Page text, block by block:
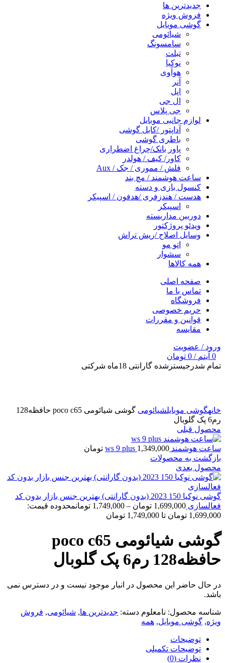
جدیدترین ها
فروش ویژه
گوشی موبایل
شیائومی
سامسونگ
تبلت
نوکیا
هوآوی
آنر
اپل
ال جی
جی پلاس
لوازم جانبی موبایل
آداپتور /کابل گوشی
باطری گوشی
پاور بانک/چراغ اضطراری
کاور/ کیف / هولدر
فلش / مموری / جک / Aux
ساعت هوشمند / مچ بند
کنسول بازی و دسته
هدست / هندزفری /هدفون / اسپیکر
اسپیکر
دوربین مداربسته
ویدئو پروژکتور
وسایل اصلاح /ریش تراش
اتو مو
سشوار
همه کالاها
صفحه اصلی
تماس با ما
فروشگاه
حریم خصوصی
قوانین و مقررات
مقایسه
ورود / عضویت
0 آیتم /
0 تومان
تمام شدرجیسترشده گارانتی 18ماه شرکتی
خانهگوشی موبایلشیائومی
گوشی شیائومی poco c65 حافظه128
رم6 پک گلوبال
محصول قبلی
ساعت هوشمند ws 9 plus 1,349,000
تومان
بازگشت به محصولات
محصول بعدی
گوشی نوکیا 150 2023 (بدون گارانتی) بهترین جنس بازار بدون کد
فعالسازی 1,699,000 تومان –
1,749,000 تومانمحدوده قیمت:
1,699,000 تومان تا 1,749,000 تومان
گوشی شیائومی poco c65
حافظه128 رم6 پک گلوبال
در حال حاضر این محصول در انبار موجود نیست و در دسترس نمی
باشد.
شناسه محصول: نامعلوم دسته: جدیدترین ها, شیائومی, فروش
ویژه, گوشی موبایل, همه
توضیحات
توضیحات تکمیلی
نظرات (0)